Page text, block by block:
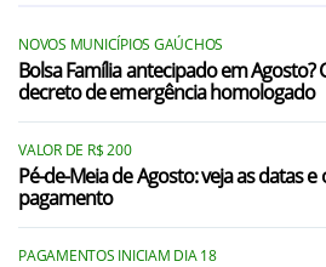
NOVOS MUNICÍPIOS GAÚCHOS
Bolsa Família antecipado em Agosto?
decreto de emergência homologado
VALOR DE R$ 200
Pé-de-Meia de Agosto: veja as datas
pagamento
PAGAMENTOS INICIAM DIA 18